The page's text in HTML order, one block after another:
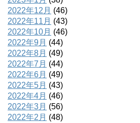
2022年12月 (46)
2022年11月 (43)
2022年10月 (46)
2022年9月 (44)
2022年8月 (49)
2022年7月 (44)
2022年6月 (49)
2022年5月 (43)
2022年4月 (46)
2022年3月 (56)
2022年2月 (48)